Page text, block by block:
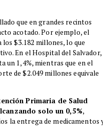
que en grandes recintos
acotado. Por ejemplo, el
$3.182 millones, lo que
En el Hospital del Salvador,
un 1,4%, mientras que en el
de $2.049 millones equivale
Primaria de Salud
solo un 0,5%,
la entrega de medicamentos